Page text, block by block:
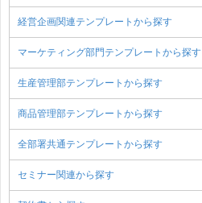
経営企画関連テンプレートから探す
マーケティング部門テンプレートから探す
生産管理部テンプレートから探す
商品管理部テンプレートから探す
全部署共通テンプレートから探す
セミナー関連から探す